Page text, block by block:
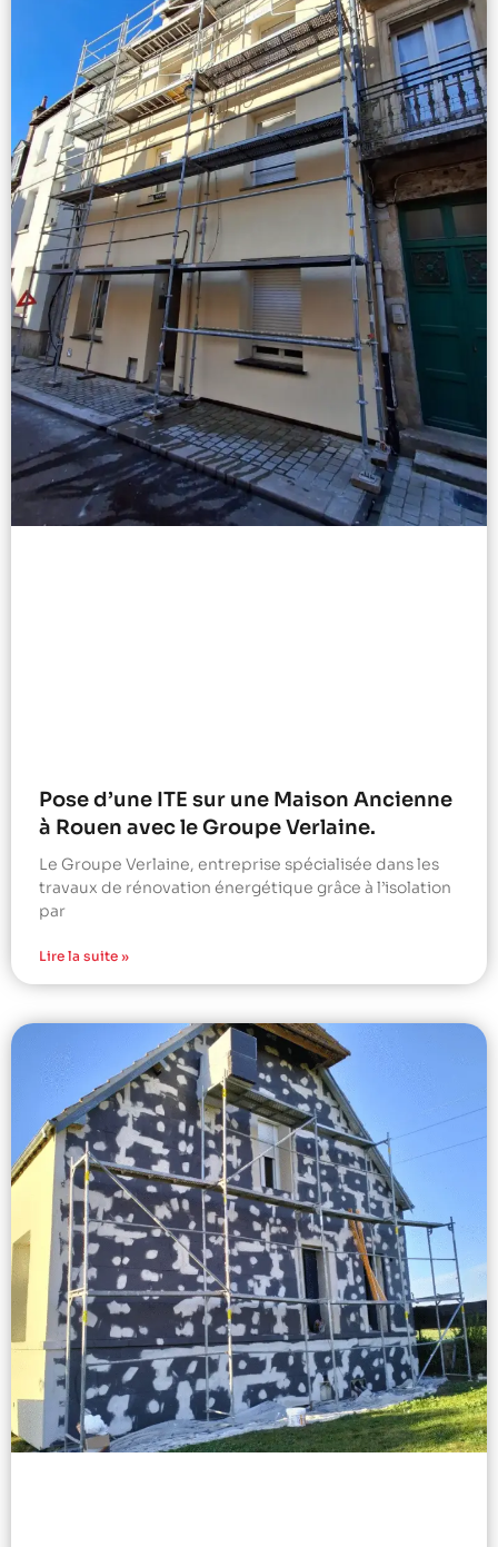
Pose d’une ITE sur une Maison Ancienne
à Rouen avec le Groupe Verlaine.
Le Groupe Verlaine, entreprise spécialisée dans les
travaux de rénovation énergétique grâce à l’isolation
par
Lire la suite »